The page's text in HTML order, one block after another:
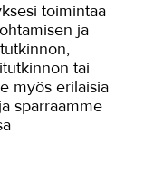
toimintaa
ja
tai
myös erilaisia
sparraamme